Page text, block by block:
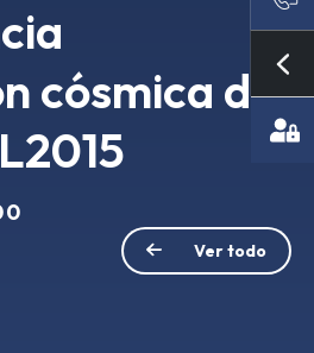
cósmica de
Ver todo